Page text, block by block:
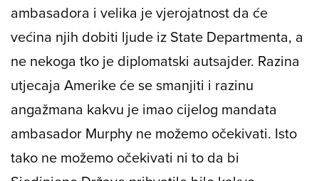
ambasadora i velika je vjerojatnost da će
većina njih dobiti ljude iz State Departmenta, a
ne nekoga tko je diplomatski autsajder. Razina
utjecaja Amerike će se smanjiti i razinu
angažmana kakvu je imao cijelog mandata
ambasador Murphy ne možemo očekivati. Isto
tako ne možemo očekivati ni to da bi